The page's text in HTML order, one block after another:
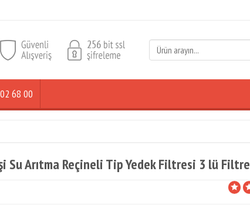
68 00
Su Arıtma Reçineli Tip Yedek Filtresi 3 lü Filtre